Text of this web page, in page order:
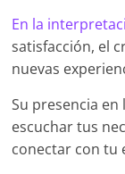
En la
satisfacción, el
nuevas
Su presencia
escuchar tus
conectar con tu